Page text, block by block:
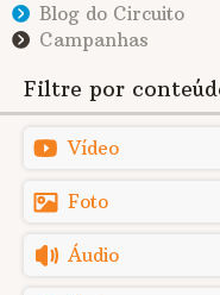
Blog do Circuito
Campanhas
Filtre por
Vídeo
Foto
Áudio